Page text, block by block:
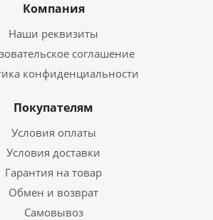
Компания
Наши реквизиты
соглашение
конфиденциальности
Покупателям
Условия оплаты
Условия доставки
Гарантия на товар
Обмен и возврат
Самовывоз